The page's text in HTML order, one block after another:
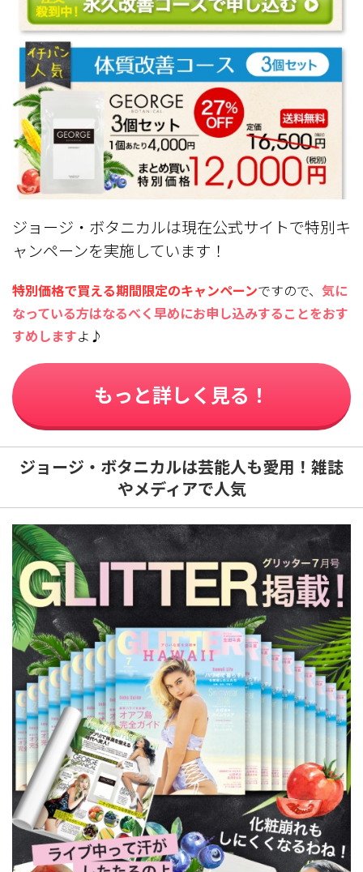
ジョージ・ボタニカルは現在公式サイトで特別キ
ャンペーンを実施しています！
特別価格で買える期間限定のキャンペーンですので、 気に
なっている方はなるべく早めにお申し込みすることをおす
すめしますよ♪
もっと詳しく見る！
ジョージ・ボタニカルは芸能人も愛用！雑誌
やメディアで人気